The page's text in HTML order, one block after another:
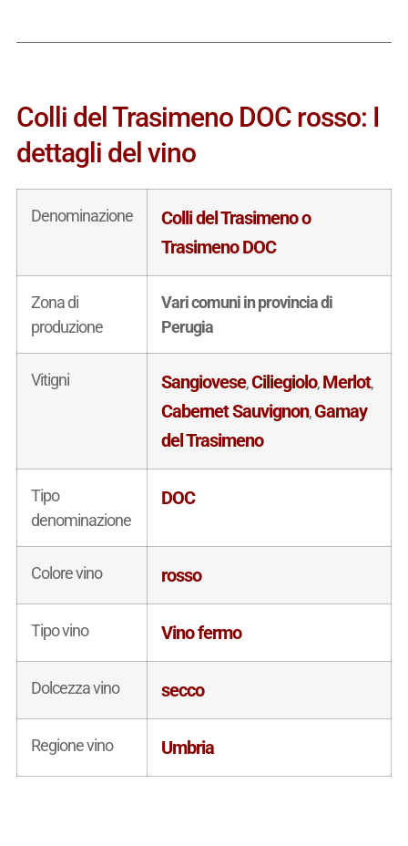
Colli del Trasimeno DOC rosso: I
dettagli del vino
Denominazione
Colli del Trasimeno o
Trasimeno DOC
Zona di
produzione
Vari comuni in provincia di
Perugia
Vitigni Sangiovese,Ciliegiolo,Merlot,
Cabernet Sauvignon,Gamay
del Trasimeno
Tipo
denominazione
DOC
Colore vino rosso
Tipo vino Vino fermo
Dolcezza vino secco
Regione vino Umbria